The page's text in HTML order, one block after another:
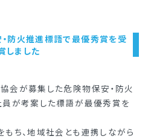
防火推進標語で最優秀賞を受
しました
会が募集した危険物保安・防火
員が考案した標語が最優秀賞を
ち、地域社会とも連携しながら